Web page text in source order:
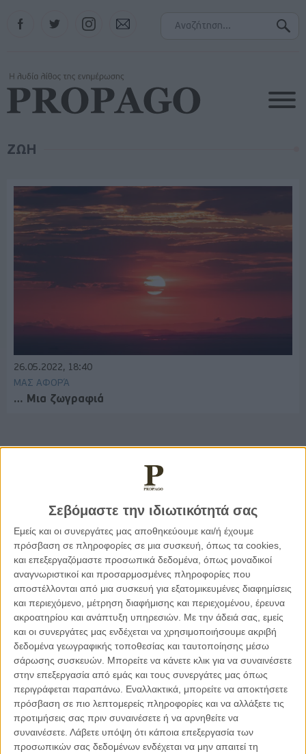
Σεβόμαστε την ιδιωτικότητά σας
Εμείς και οι συνεργάτες μας αποθηκεύουμε και/ή έχουμε
πρόσβαση σε πληροφορίες σε μια συσκευή, όπως τα cookies,
και επεξεργαζόμαστε προσωπικά δεδομένα, όπως μοναδικοί
αναγνωριστικοί και προσαρμοσμένες πληροφορίες που
αποστέλλονται από μια συσκευή για εξατομικευμένες διαφημίσεις
και περιεχόμενο, μέτρηση διαφήμισης και περιεχομένου, έρευνα
ακροατηρίου και ανάπτυξη υπηρεσιών. Με την άδειά σας, εμείς
και οι συνεργάτες μας ενδέχεται να χρησιμοποιήσουμε ακριβή
δεδομένα γεωγραφικής τοποθεσίας και ταυτοποίησης μέσω
σάρωσης συσκευών. Μπορείτε να κάνετε κλικ για να συναινέσετε
στην επεξεργασία από εμάς και τους συνεργάτες μας όπως
περιγράφεται παραπάνω. Εναλλακτικά, μπορείτε να αποκτήσετε
πρόσβαση σε πιο λεπτομερείς πληροφορίες και να αλλάξετε τις
προτιμήσεις σας πριν συναινέσετε ή να αρνηθείτε να
συναινέσετε. Λάβετε υπόψη ότι κάποια επεξεργασία των
προσωπικών σας δεδομένων ενδέχεται να μην απαιτεί τη
Instagram
ΖΩΗ
26.05.2022, 18:40
ΜΑΣ ΑΦΟΡΆ
… Μια ζωγραφιά
Κέλλυ Καμπάκη
γράφει για την “ισόβια καταδίκη
της”
Γιάννης Πανούσης
Οι μόνοι αθώοι
Αντώνιος Ντακανάλης
Τέμπη: Η Κορυφή του Παγόβουνου
μιας Κοινωνίας που βράζει